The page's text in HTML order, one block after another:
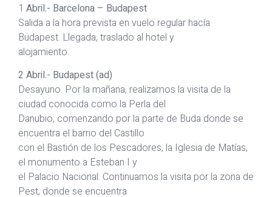
1 Abril.- Barcelona – Budapest
Salida a la hora prevista en vuelo regular hacía
Budapest. Llegada, traslado al hotel y
alojamiento.
2 Abril.- Budapest (ad)
Desayuno. Por la mañana, realizamos la visita de la
ciudad conocida como la Perla del
Danubio, comenzando por la parte de Buda donde se
encuentra el barrio del Castillo
con el Bastión de los Pescadores, la Iglesia de Matías,
el monumento a Esteban I y
el Palacio Nacional. Continuamos la visita por la zona de
Pest, donde se encuentra